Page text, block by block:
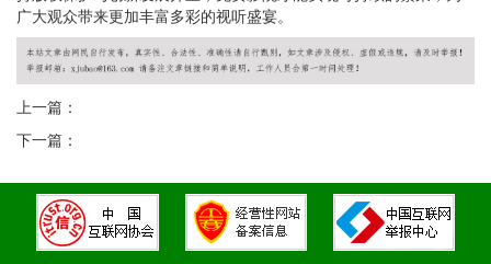
广大观众带来更加丰富多彩的视听盛宴。
上一篇：
下一篇：